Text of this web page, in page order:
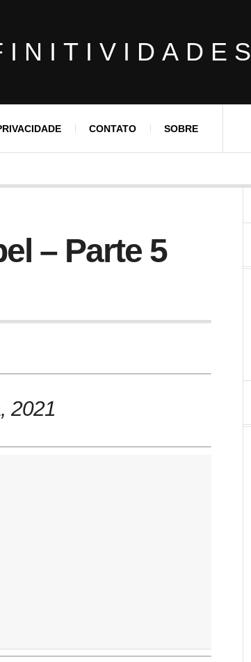
CONTATO SOBRE
– Parte 5
, 2021